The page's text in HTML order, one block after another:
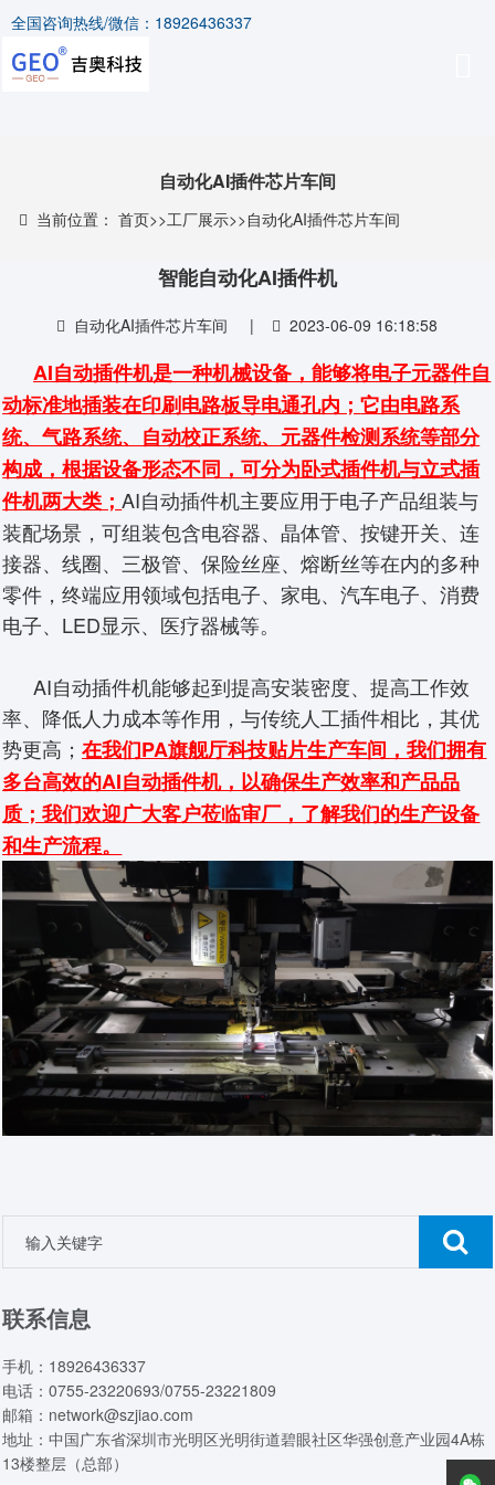
全国咨询热线/微信：18926436337
自动化AI插件芯片车间
当前位置：首页>>工厂展示>>自动化AI插件芯片车间
智能自动化AI插件机
自动化AI插件芯片车间 | 2023-06-09 16:18:58
AI自动插件机是一种机械设备，能够将电子元器件自
动标准地插装在印刷电路板导电通孔内；它由电路系
统、气路系统、自动校正系统、元器件检测系统等部分
构成，根据设备形态不同，可分为卧式插件机与立式插
件机两大类；AI自动插件机主要应用于电子产品组装与
装配场景，可组装包含电容器、晶体管、按键开关、连
接器、线圈、三极管、保险丝座、熔断丝等在内的多种
零件，终端应用领域包括电子、家电、汽车电子、消费
电子、LED显示、医疗器械等。
AI自动插件机能够起到提高安装密度、提高工作效
率、降低人力成本等作用，与传统人工插件相比，其优
势更高；在我们PA旗舰厅科技贴片生产车间，我们拥有
多台高效的AI自动插件机，以确保生产效率和产品品
质；我们欢迎广大客户莅临审厂，了解我们的生产设备
和生产流程。
联系信息
手机：18926436337
电话：0755-23220693/0755-23221809
邮箱：network@szjiao.com
地址：中国广东省深圳市光明区光明街道碧眼社区华强创意产业园4A栋
13楼整层（总部）